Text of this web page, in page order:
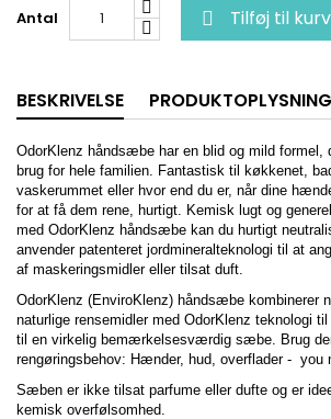
Antal  Tilføj til
BESKRIVELSE
OdorKlenz håndsæbe har en blid og mild formel,
brug for hele familien. Fantastisk til køkkenet,
vaskerummet eller hvor end du er, når dine
for at få dem rene, hurtigt. Kemisk lugt og
med OdorKlenz håndsæbe kan du hurtigt
anvender patenteret jordmineralteknologi til at
af maskeringsmidler eller tilsat duft.
OdorKlenz (EnviroKlenz) håndsæbe kombinerer
naturlige rensemidler med OdorKlenz teknologi
til en virkelig bemærkelsesværdig sæbe. Brug
rengøringsbehov: Hænder, hud, overflader - you
Sæben er ikke tilsat parfume eller dufte og er
kemisk overfølsomhed.